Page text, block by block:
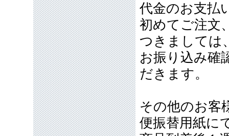
代金のお支払
初めてご注文
つきましては
お振り込み確
だきます。
その他のお客
便振替用紙に